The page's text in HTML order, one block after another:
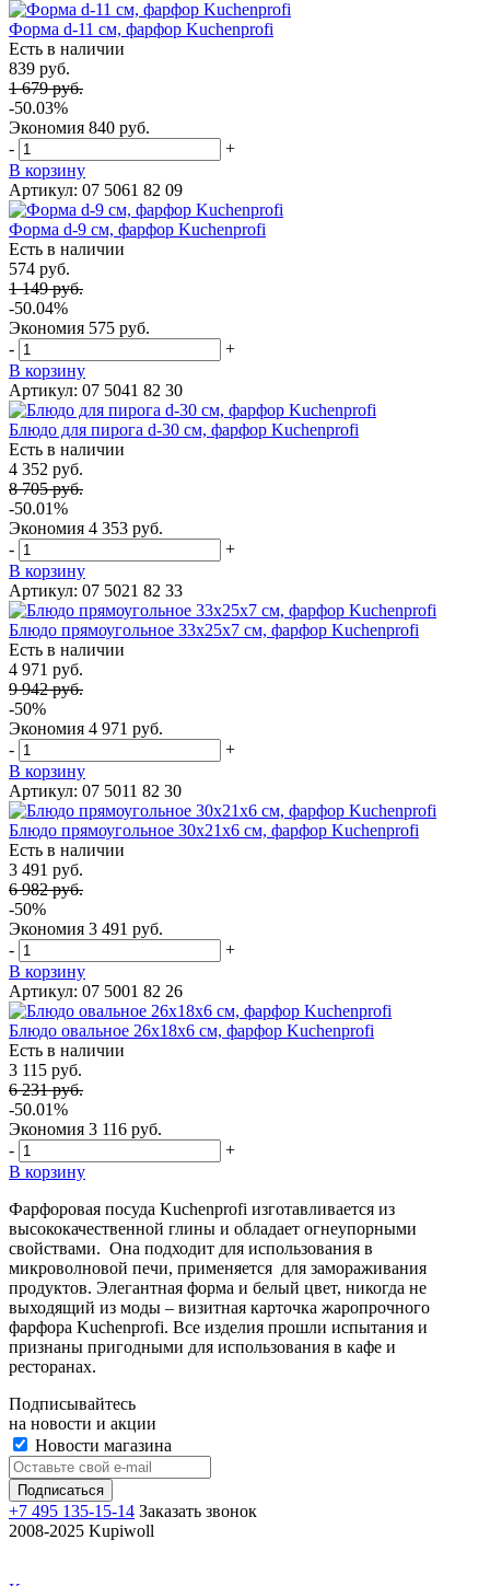
Форма d-11 см, фарфор Kuchenprofi
Есть в наличии
839 руб.
1 679 руб.
-50.03%
Экономия 840 руб.
-
+
В корзину
Артикул: 07 5061 82 09
Форма d-9 см, фарфор Kuchenprofi
Есть в наличии
574 руб.
1 149 руб.
-50.04%
Экономия 575 руб.
-
+
В корзину
Артикул: 07 5041 82 30
Блюдо для пирога d-30 см, фарфор Kuchenprofi
Есть в наличии
4 352 руб.
8 705 руб.
-50.01%
Экономия 4 353 руб.
-
+
В корзину
Артикул: 07 5021 82 33
Блюдо прямоугольное 33х25х7 см, фарфор Kuchenprofi
Есть в наличии
4 971 руб.
9 942 руб.
-50%
Экономия 4 971 руб.
-
+
В корзину
Артикул: 07 5011 82 30
Блюдо прямоугольное 30х21х6 см, фарфор Kuchenprofi
Есть в наличии
3 491 руб.
6 982 руб.
-50%
Экономия 3 491 руб.
-
+
В корзину
Артикул: 07 5001 82 26
Блюдо овальное 26х18х6 см, фарфор Kuchenprofi
Есть в наличии
3 115 руб.
6 231 руб.
-50.01%
Экономия 3 116 руб.
-
+
В корзину
Фарфоровая посуда Kuchenprofi изготавливается из
высококачественной глины и обладает огнеупорными
свойствами. Она подходит для использования в
микроволновой печи, применяется для замораживания
продуктов. Элегантная форма и белый цвет, никогда не
выходящий из моды – визитная карточка жаропрочного
фарфора Kuchenprofi. Все изделия прошли испытания и
признаны пригодными для использования в кафе и
ресторанах.
Подписывайтесь
на новости и акции
Новости магазина
+7 495 135-15-14 Заказать звонок
2008-2025 Kupiwoll